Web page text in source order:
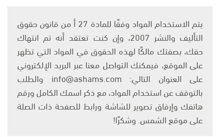
يتم الاستخدام المواد وفقًا للمادة 27 أ من قانون حقوق
التأليف والنشر 2007، وإن كنت تعتقد أنه تم انتهاك
حقك، بصفتك مالكًا لهذه الحقوق في المواد التي تظهر
على الموقع، فيمكنك التواصل معنا عبر البريد الإلكتروني
على العنوان التالي: info@ashams.com والطلب
بالتوقف عن استخدام المواد، مع ذكر اسمك الكامل ورقم
هاتفك وإرفاق تصوير للشاشة ورابط للصفحة ذات الصلة
على موقع الشمس. وشكرًا!